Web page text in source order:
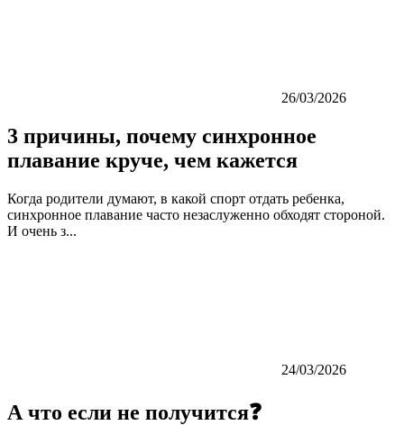
26/03/2026
3 причины, почему синхронное
плавание круче, чем кажется
Когда родители думают, в какой спорт отдать ребенка,
синхронное плавание часто незаслуженно обходят стороной.
И очень з...
24/03/2026
А что если не получится❓